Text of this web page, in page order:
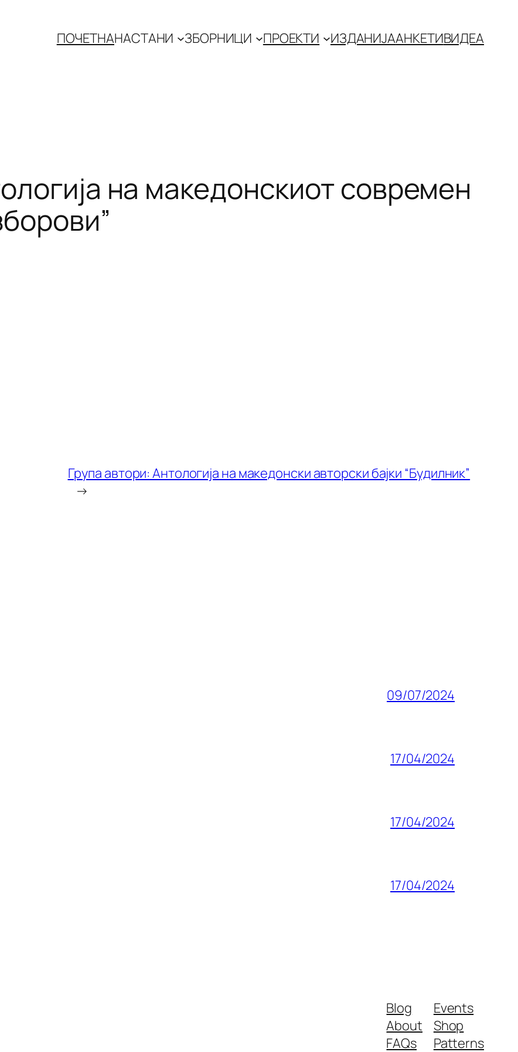
ПОЧЕТНАНАСТАНИ ЗБОРНИЦИ ПРОЕКТИ ИЗДАНИЈААНКЕТИВИДЕА
на македонскиот современ
Група автори: Антологија на македонски авторски бајки “Будилник”
→
09/07/2024
17/04/2024
17/04/2024
17/04/2024
Blog
About
FAQs
Events
Shop
Patterns